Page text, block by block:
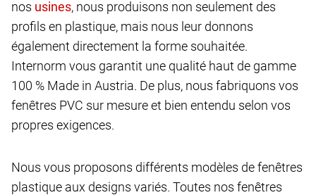
nos
, nous produisons non seulement des
profils en plastique, mais nous leur donnons
également directement la forme souhaitée.
Internorm vous garantit une qualité haut de gamme
100 % Made in Austria. De plus, nous fabriquons vos
fenêtres PVC sur mesure et bien entendu selon vos
propres exigences.
Nous vous proposons différents modèles de fenêtres
plastique aux designs variés. Toutes nos fenêtres